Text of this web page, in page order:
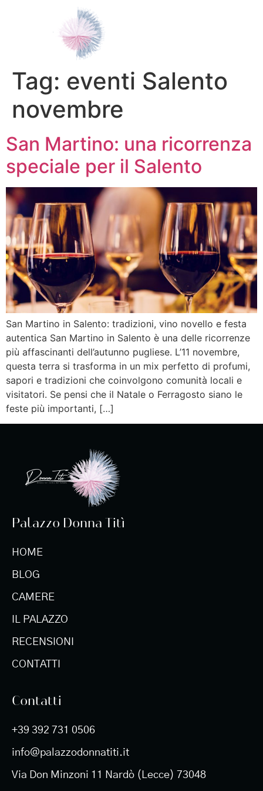
Tag: eventi Salento
novembre
San Martino: una ricorrenza
speciale per il Salento
San Martino in Salento: tradizioni, vino novello e festa
autentica San Martino in Salento è una delle ricorrenze
più affascinanti dell’autunno pugliese. L’11 novembre,
questa terra si trasforma in un mix perfetto di profumi,
sapori e tradizioni che coinvolgono comunità locali e
visitatori. Se pensi che il Natale o Ferragosto siano le
feste più importanti, […]
Palazzo Donna Titì
HOME
BLOG
CAMERE
IL PALAZZO
RECENSIONI
CONTATTI
Contatti
+39 392 731 0506
info@palazzodonnatiti.it
Via Don Minzoni 11 Nardò (Lecce) 73048